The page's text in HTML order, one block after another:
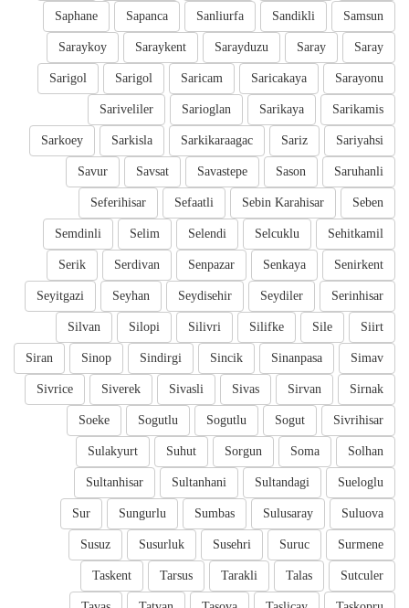
Samsun
Sandikli
Sanliurfa
Sapanca
Saphane
Saray
Saray
Sarayduzu
Saraykent
Saraykoy
Sarayonu
Saricakaya
Saricam
Sarigol
Sarigol
Sarikamis
Sarikaya
Sarioglan
Sariveliler
Sariyahsi
Sariz
Sarkikaraagac
Sarkisla
Sarkoey
Saruhanli
Sason
Savastepe
Savsat
Savur
Seben
Sebin Karahisar
Sefaatli
Seferihisar
Sehitkamil
Selcuklu
Selendi
Selim
Semdinli
Senirkent
Senkaya
Senpazar
Serdivan
Serik
Serinhisar
Seydiler
Seydisehir
Seyhan
Seyitgazi
Siirt
Sile
Silifke
Silivri
Silopi
Silvan
Simav
Sinanpasa
Sincik
Sindirgi
Sinop
Siran
Sirnak
Sirvan
Sivas
Sivasli
Siverek
Sivrice
Sivrihisar
Sogut
Sogutlu
Sogutlu
Soeke
Solhan
Soma
Sorgun
Suhut
Sulakyurt
Sueloglu
Sultandagi
Sultanhani
Sultanhisar
Suluova
Sulusaray
Sumbas
Sungurlu
Sur
Surmene
Suruc
Susehri
Susurluk
Susuz
Sutculer
Talas
Tarakli
Tarsus
Taskent